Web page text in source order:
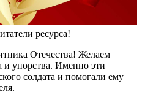
ресурса!
Отечества! Желаем
и упорства. Именно эти
солдата и помогали ему